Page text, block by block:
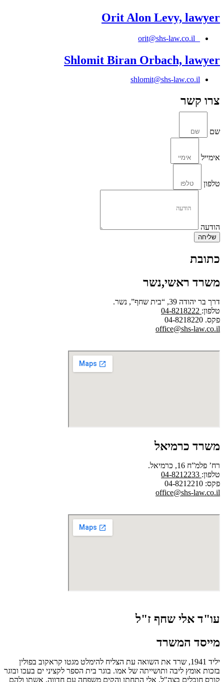
Orit Alon Levy, lawyer
orit@shs-law.co.il
Shlomit Biran Orbach, lawyer
shlomit@shs-law.co.il
צרו קשר
שם
אימייל
טלפון
הודעה
שליחה
כתובת
משרד ראשי,נשר
דרך בר יהודה 39, “בית שחף”, נשר.
טלפון:
פקס. 04-8218220
office@shs-law.co.il
משרד כרמיאל
רח’ פלמ”ח 16, כרמיאל.
טלפון:
פקס: 04-8212210
office@shs-law.co.il
עו"ד אלי שחף ז"ל
מייסד המשרד
יליד 1941, שרד את השואה עת הצליח להימלט מגטו קראקוב בפולין
בזכות אומץ ליבה ותושייתה של אמו. בוגר בית הספר לקציני ים בעכו ובוגר
קורס חובלים בצה"ל. אלי התחתן והקים משפחה עם חדווה, אשתו ולהם